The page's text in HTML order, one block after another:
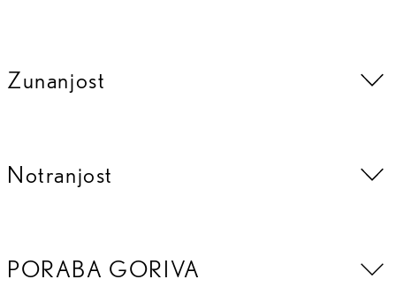
Zunanjost
Notranjost
PORABA GORIVA